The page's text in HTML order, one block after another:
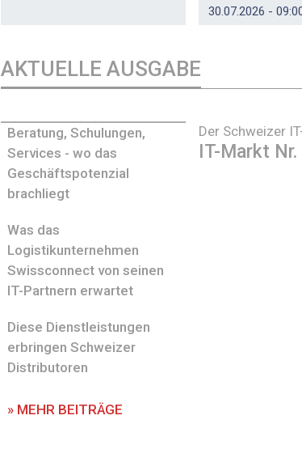
30.07.2026 -
AKTUELLE AUSGABE
Der Schweizer
IT-Markt
Beratung, Schulungen,
Services - wo das
Geschäftspotenzial
brachliegt
Was das
Logistikunternehmen
Swissconnect von seinen
IT-Partnern erwartet
Diese Dienstleistungen
erbringen Schweizer
Distributoren
» MEHR BEITRÄGE